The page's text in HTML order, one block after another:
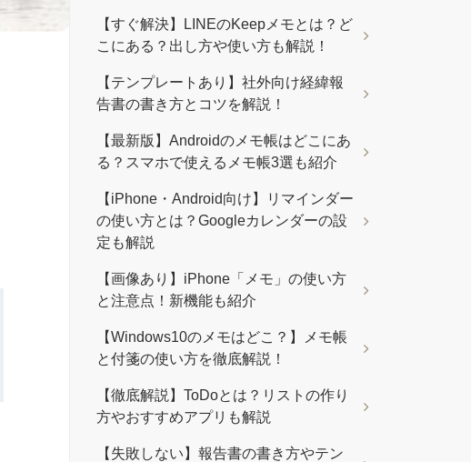
【すぐ解決】LINEのKeepメモとは？ど
こにある？出し方や使い方も解説！
【テンプレートあり】社外向け経緯報
告書の書き方とコツを解説！
【最新版】Androidのメモ帳はどこにあ
る？スマホで使えるメモ帳3選も紹介
【iPhone・Android向け】リマインダー
の使い方とは？Googleカレンダーの設
定も解説
【画像あり】iPhone「メモ」の使い方
と注意点！新機能も紹介
【Windows10のメモはどこ？】メモ帳
と付箋の使い方を徹底解説！
【徹底解説】ToDoとは？リストの作り
方やおすすめアプリも解説
【失敗しない】報告書の書き方やテン